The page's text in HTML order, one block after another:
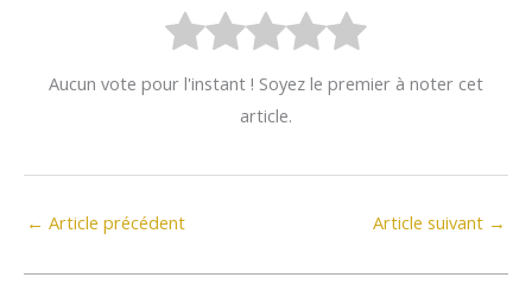
Aucun vote pour l'instant ! Soyez le premier à noter cet
article.
← Article précédent Article suivant →